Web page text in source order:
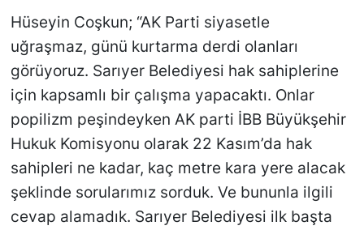
Hüseyin Coşkun; “AK Parti siyasetle
uğraşmaz, günü kurtarma derdi olanları
görüyoruz. Sarıyer Belediyesi hak sahiplerine
için kapsamlı bir çalışma yapacaktı. Onlar
popilizm peşindeyken AK parti İBB Büyükşehir
Hukuk Komisyonu olarak 22 Kasım’da hak
sahipleri ne kadar, kaç metre kara yere alacak
şeklinde sorularımız sorduk. Ve bununla ilgili
cevap alamadık. Sarıyer Belediyesi ilk başta